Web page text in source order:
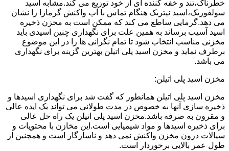
خطرناک،تند و خفه کننده ای از خود توزیع می کند.مشابه اسید
سولفوریک،اسید نیتریک هنگام تماس با آب واکنش گرمازا را نشان
می دهد.گرمایی ساطع می کند که ممکن است به مخزن ذخیره
اسید آسیب برساند به همین علت برای نگهداری چنین اسیدی باید
مخزنی مناسب انتخاب شود تا تمام نگرانی ها را در این موضوع
برطرف نماید و مخزن اسید پلی اتیلن بهترین گزینه برای نگهداری
می باشد.
مخزن اسید پلی اتیلن:
مخزن اسید پلی اتیلن همانطور که گفت شد برای نگهداری اسیدها و
ذخیره سازی آنها به خصوص در مدت طولانی می تواند یک ایده عالی
و مقرون به صرفه باشد.مخزن اسید پلی اتیلن یک راه حل عالی
برای ذخیره اسیدها و مواد شیمیایی است.این مخازن با محتویات و
سیالات درون مخزن واکنش نمی دهد و ناسازگار است و همچنین از
طول عمر بالایی برخوردار است.